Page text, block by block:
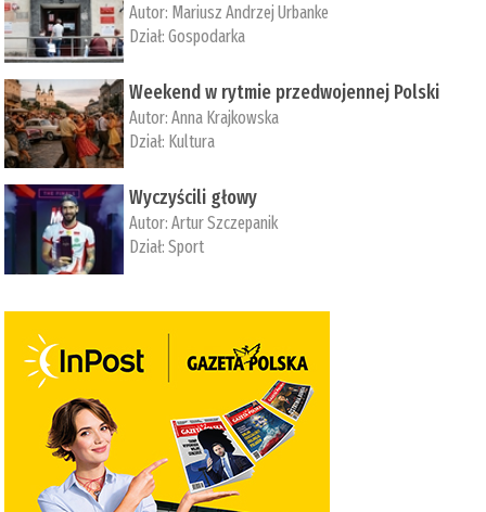
Autor: Mariusz Andrzej Urbanke
Dział:Gospodarka
Weekend w rytmie przedwojennej Polski
Autor:Anna Krajkowska
Dział: Kultura
Wyczyścili głowy
Autor:Artur Szczepanik
Dział:Sport